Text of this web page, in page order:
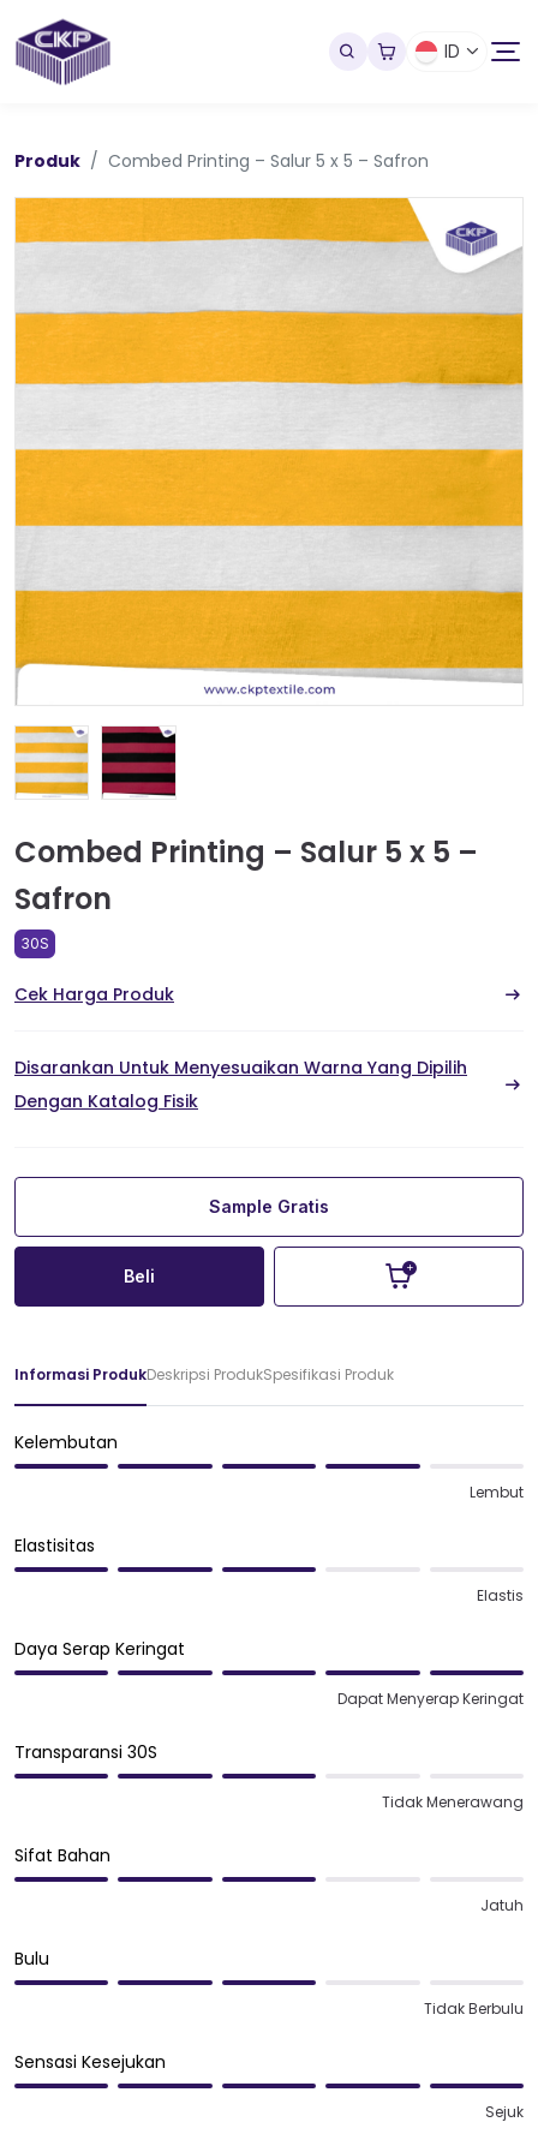
ID
Produk Combed Printing – Salur 5 x 5 – Safron
Combed Printing – Salur 5 x 5 –
Safron
30S
Cek Harga Produk
Disarankan Untuk Menyesuaikan Warna Yang Dipilih
Dengan Katalog Fisik
Sample Gratis
Beli
Informasi ProdukDeskripsi ProdukSpesifikasi Produk
Kelembutan
Lembut
Elastisitas
Elastis
Daya Serap Keringat
Dapat Menyerap Keringat
Transparansi 30S
Tidak Menerawang
Sifat Bahan
Jatuh
Bulu
Tidak Berbulu
Sensasi Kesejukan
Sejuk